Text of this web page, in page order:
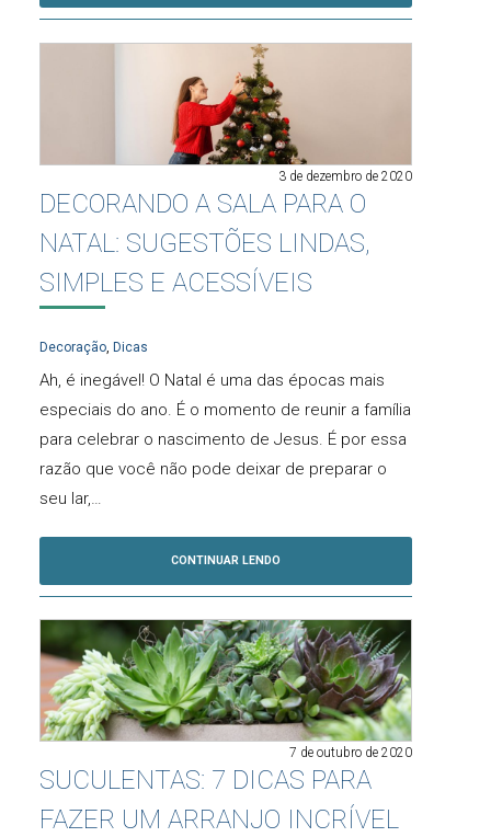
3 de dezembro de 2020
DECORANDO A SALA PARA O
NATAL: SUGESTÕES LINDAS,
SIMPLES E ACESSÍVEIS
Decoração, Dicas
Ah, é inegável! O Natal é uma das épocas mais
especiais do ano. É o momento de reunir a família
para celebrar o nascimento de Jesus. É por essa
razão que você não pode deixar de preparar o
seu lar,…
CONTINUAR LENDO
7 de outubro de 2020
SUCULENTAS: 7 DICAS PARA
FAZER UM ARRANJO INCRÍVEL